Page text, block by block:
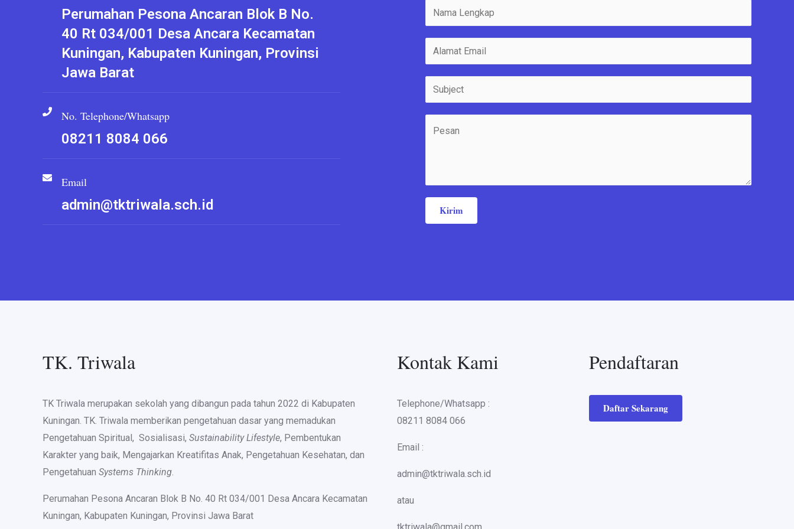
Perumahan Pesona Ancaran Blok B No.
40 Rt 034/001 Desa Ancara Kecamatan
Kuningan, Kabupaten Kuningan, Provinsi
Jawa Barat
No. Telephone/Whatsapp
08211 8084 066
Email
admin@tktriwala.sch.id Kirim
TK. Triwala
TK Triwala merupakan sekolah yang dibangun pada tahun 2022 di Kabupaten
Kuningan. TK. Triwala memberikan pengetahuan dasar yang memadukan
Pengetahuan Spiritual, Sosialisasi, Sustainability Lifestyle, Pembentukan
Karakter yang baik, Mengajarkan Kreatifitas Anak, Pengetahuan Kesehatan, dan
Pengetahuan Systems Thinking.
Perumahan Pesona Ancaran Blok B No. 40 Rt 034/001 Desa Ancara Kecamatan
Kuningan, Kabupaten Kuningan, Provinsi Jawa Barat
Kontak Kami
Telephone/Whatsapp :
08211 8084 066
Email :
admin@tktriwala.sch.id
atau
Pendaftaran
Daftar Sekarang